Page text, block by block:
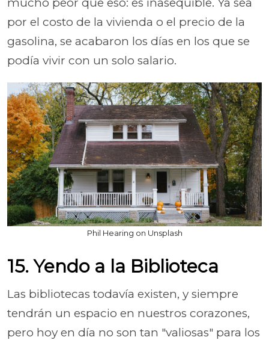
por el costo de la vivienda o el precio de la
gasolina, se acabaron los días en los que se
podía vivir con un solo salario.
Phil Hearing on Unsplash
15. Yendo a la Biblioteca
Las bibliotecas todavía existen, y siempre
tendrán un espacio en nuestros corazones,
pero hoy en día no son tan "valiosas" para los